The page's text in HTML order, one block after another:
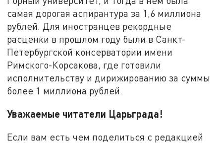
самая дорогая аспирантура за 1,6 миллиона
рублей. Для иностранцев рекордные
расценки в прошлом году были в Санкт-
Петербургской консерватории имени
Римского-Корсакова, где готовили
исполнительству и дирижированию за суммы
более 1 миллиона рублей.
Уважаемые читатели Царьграда!
Если вам есть чем поделиться с редакцией